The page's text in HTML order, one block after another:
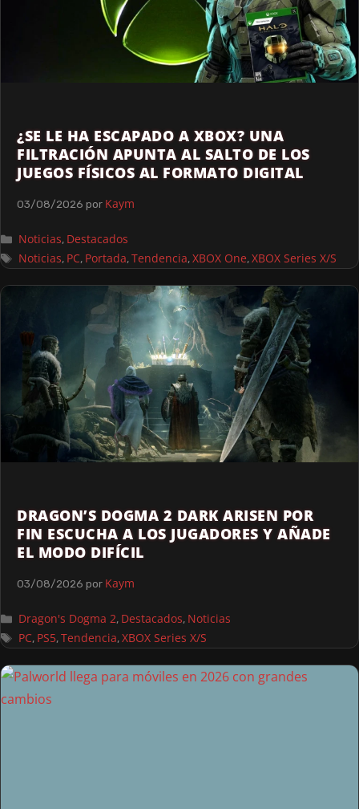
¿SE LE HA ESCAPADO A XBOX? UNA
FILTRACIÓN APUNTA AL SALTO DE LOS
JUEGOS FÍSICOS AL FORMATO DIGITAL
03/08/2026 por Kaym
Noticias, Destacados
Noticias, PC, Portada,Tendencia,XBOX One,XBOX Series X/S
DRAGON’S DOGMA 2 DARK ARISEN POR
FIN ESCUCHA A LOS JUGADORES Y AÑADE
EL MODO DIFÍCIL
03/08/2026 por Kaym
Dragon's Dogma 2, Destacados, Noticias
PC, PS5,Tendencia,XBOX Series X/S